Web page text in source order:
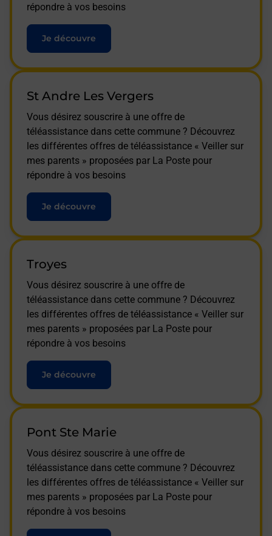
répondre à vos besoins
Je découvre
St Andre Les Vergers
Vous désirez souscrire à une offre de
téléassistance dans cette commune ? Découvrez
les différentes offres de téléassistance « Veiller sur
mes parents » proposées par La Poste pour
répondre à vos besoins
Je découvre
Troyes
Vous désirez souscrire à une offre de
téléassistance dans cette commune ? Découvrez
les différentes offres de téléassistance « Veiller sur
mes parents » proposées par La Poste pour
répondre à vos besoins
Je découvre
Pont Ste Marie
Vous désirez souscrire à une offre de
téléassistance dans cette commune ? Découvrez
les différentes offres de téléassistance « Veiller sur
mes parents » proposées par La Poste pour
répondre à vos besoins